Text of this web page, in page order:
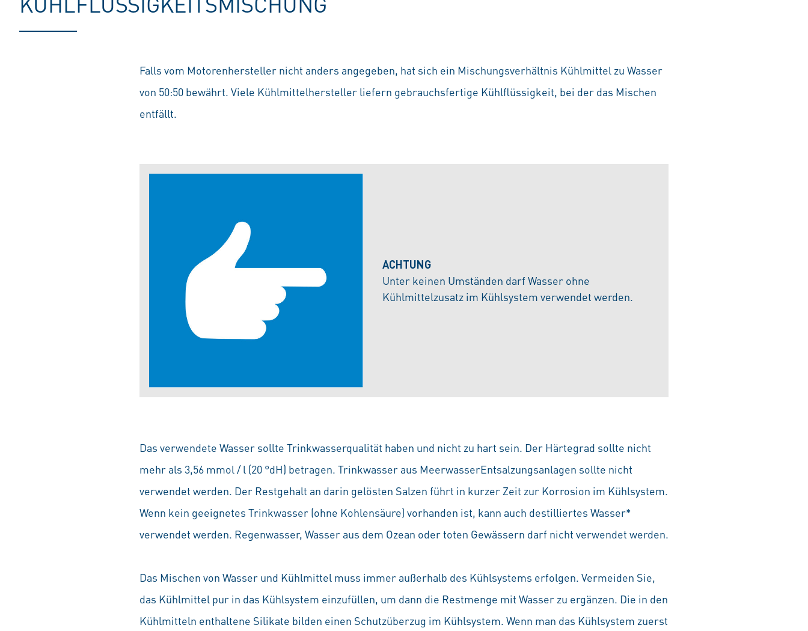
Falls vom Motorenhersteller nicht anders angegeben, hat sich ein Mischungsverhältnis Kühlmittel zu Wasser
von 50:50 bewährt. Viele Kühlmittelhersteller liefern gebrauchsfertige Kühlflüssigkeit, bei der das Mischen
entfällt.
ACHTUNG
Unter keinen Umständen darf Wasser ohne
Kühlmittelzusatz im Kühlsystem verwendet werden.
Das verwendete Wasser sollte Trinkwasserqualität haben und nicht zu hart sein. Der Härtegrad sollte nicht
mehr als 3,56 mmol / l (20 °dH) betragen. Trinkwasser aus MeerwasserEntsalzungsanlagen sollte nicht
verwendet werden. Der Restgehalt an darin gelösten Salzen führt in kurzer Zeit zur Korrosion im Kühlsystem.
Wenn kein geeignetes Trinkwasser (ohne Kohlensäure) vorhanden ist, kann auch destilliertes Wasser*
verwendet werden. Regenwasser, Wasser aus dem Ozean oder toten Gewässern darf nicht verwendet werden.
Das Mischen von Wasser und Kühlmittel muss immer außerhalb des Kühlsystems erfolgen. Vermeiden Sie,
das Kühlmittel pur in das Kühlsystem einzufüllen, um dann die Restmenge mit Wasser zu ergänzen. Die in den
Kühlmitteln enthaltene Silikate bilden einen Schutzüberzug im Kühlsystem. Wenn man das Kühlsystem zuerst